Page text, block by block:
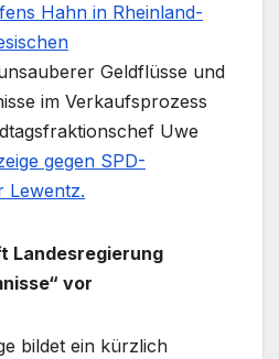
Hahn in Rheinland-
Geldflüsse und
im Verkaufsprozess
Uwe
gegen SPD-
Lewentz.
Landesregierung
vor
bildet ein kürzlich